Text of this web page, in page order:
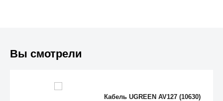
Вы смотрели
Кабель UGREEN AV127 (10630)